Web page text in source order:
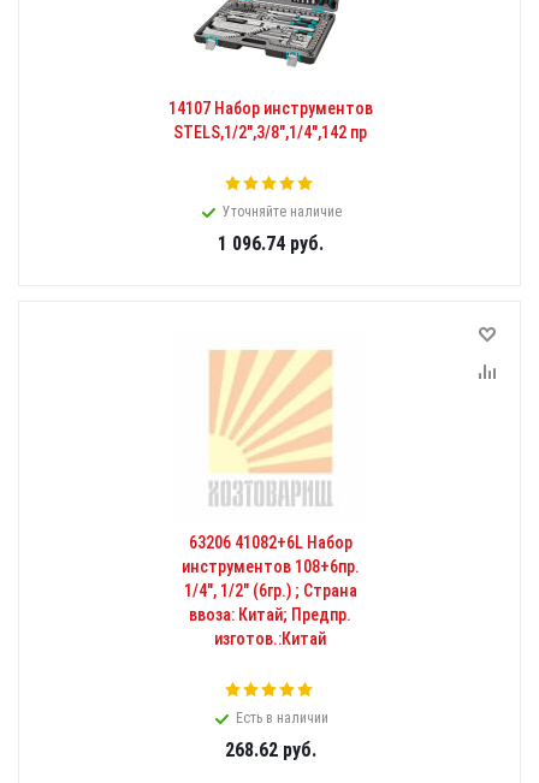
14107 Набор инструментов
STELS,1/2",3/8",1/4",142 пр
Уточняйте наличие
1 096.74руб.
63206 41082+6L Набор
инструментов 108+6пр.
1/4", 1/2" (6гр.) ; Страна
ввоза: Китай; Предпр.
изготов.:Китай
Есть в наличии
268.62руб.